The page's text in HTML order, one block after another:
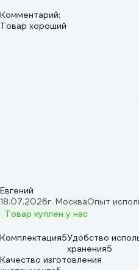
Комментарий:
Товар хороший
Евгений
18.07.2026г. МоскваОпыт
Товар куплен у нас
Комплектация5Удобство
хранения5
Качество изготовления